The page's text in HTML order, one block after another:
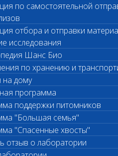
по самостоятельной
отбора и отправки
исследования
Шанс Био
по хранению и
на дому
программа
поддержки питомников
"Большая семья"
"Спасенные хвосты"
отзыв о лаборатории